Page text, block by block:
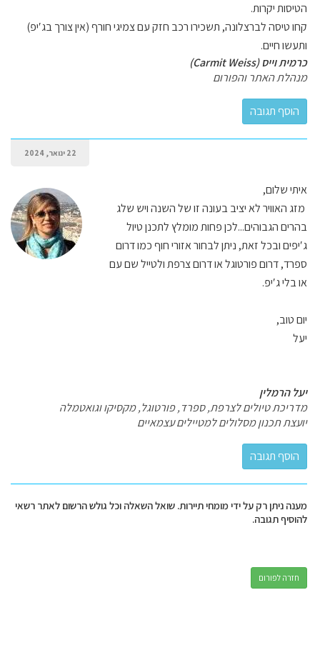
הטיסות יקרות.
קחו טיסה לברצלונה, תשכירו רכב חזק עם צמיגי חורף (אין צורך בג′יפ)
ותעשו חיים.
כרמית וייס (Carmit Weiss)
מנהלת האתר והפורום
22 ינואר, 2024
איתי שלום,
מזג האוויר לא יציב בעונה זו של השנה ויש שלג
בהרים הגבוהים...לכן פחות מומלץ לתכנן טיול
ג′יפים ובכל זאת, ניתן לבחור אזורי חוף כמו דרום
ספרד, דרום פורטוגל או דרום צרפת ולטייל שם עם
או בלי ג′יפ.
יום טוב,
יעל
יעל הרמלין
מדריכת טיולים לצרפת, ספרד, פורטוגל, מקסיקו וגואטמלה
יועצת תכנון מסלולים למטיילים עצמאיים
מענה ניתן רק על ידי מומחי תיירות. שואל השאלה וכל גולש הרשום לאתר רשאי
להוסיף תגובה.
חזרה לפורום